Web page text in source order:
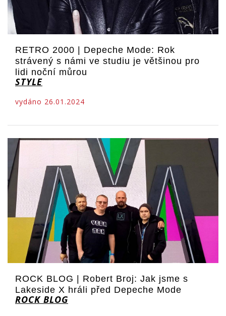
RETRO 2000 | Depeche Mode: Rok
strávený s námi ve studiu je většinou pro
lidi noční můrou
STYLE
vydáno 26.01.2024
ROCK BLOG | Robert Broj: Jak jsme s
Lakeside X hráli před Depeche Mode
ROCK BLOG